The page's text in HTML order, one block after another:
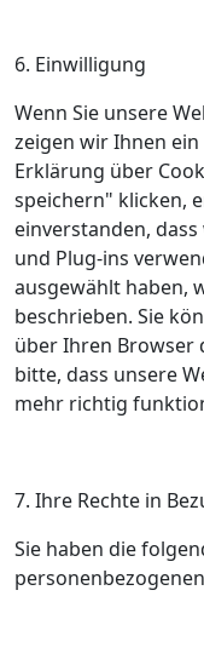
6. Einwilligung
Wenn Sie unsere
zeigen wir Ihnen
Erklärung über
speichern" klicken,
einverstanden,
und Plug-ins
ausgewählt haben,
beschrieben. Sie
über Ihren Browser
bitte, dass unsere
mehr richtig
7. Ihre Rechte in
Sie haben die